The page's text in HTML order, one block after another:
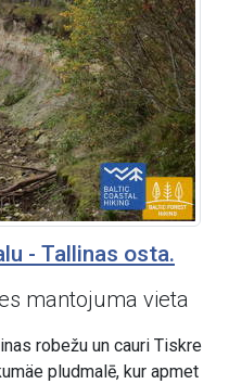
- Tallinas osta.
mantojuma vieta
robežu un cauri Tiskre
pludmalē, kur apmet